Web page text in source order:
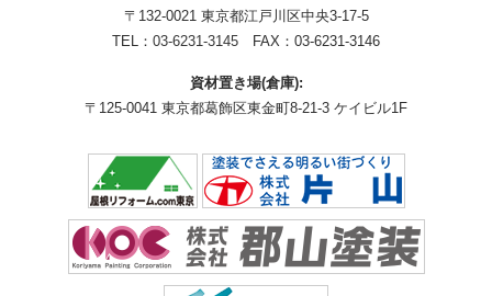
〒132-0021 東京都江戸川区中央3-17-5
TEL： 03-6231-3145 FAX：03-6231-3146
資材置き場(倉庫):
〒125-0041 東京都葛飾区東金町8-21-3 ケイビル1F